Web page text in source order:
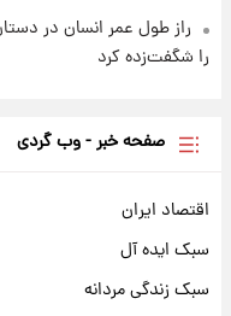
را شگفت‌زده کرد
صفحه خبر - وب گردی
اقتصاد ایران
سبک ایده آل
سبک زندگی مردانه